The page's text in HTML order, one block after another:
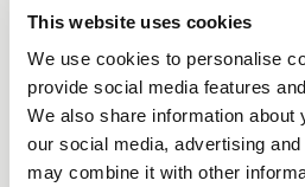
This website uses cookies
We use cookies to personalise
provide social media features
We also share information about
our social media, advertising
may combine it with other
Heftruckcertificaat: niet
maar wel handig op
als je ook logistieke